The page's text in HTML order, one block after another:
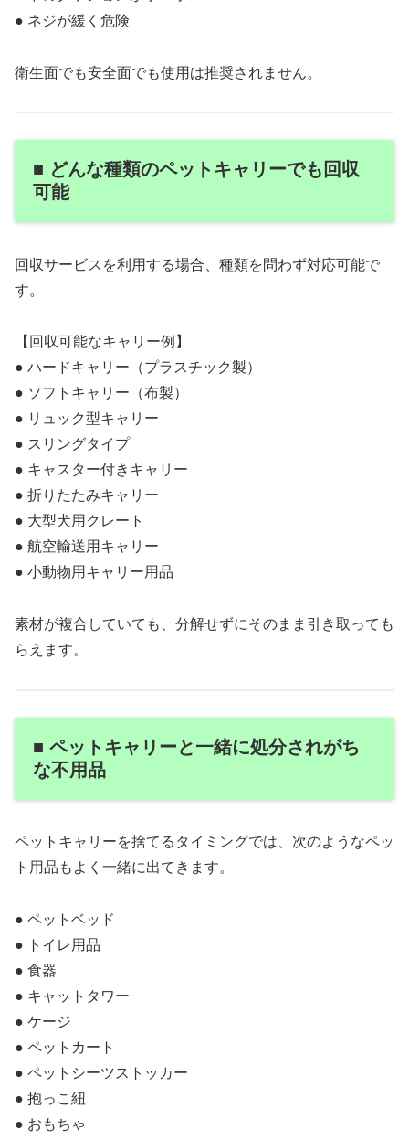
● ネジが緩く危険
衛生面でも安全面でも使用は推奨されません。
■ どんな種類のペットキャリーでも回収
可能
回収サービスを利用する場合、種類を問わず対応可能で
す。
【回収可能なキャリー例】
● ハードキャリー（プラスチック製）
● ソフトキャリー（布製）
● リュック型キャリー
● スリングタイプ
● キャスター付きキャリー
● 折りたたみキャリー
● 大型犬用クレート
● 航空輸送用キャリー
● 小動物用キャリー用品
素材が複合していても、分解せずにそのまま引き取っても
らえます。
■ ペットキャリーと一緒に処分されがち
な不用品
ペットキャリーを捨てるタイミングでは、次のようなペッ
ト用品もよく一緒に出てきます。
● ペットベッド
● トイレ用品
● 食器
● キャットタワー
● ケージ
● ペットカート
● ペットシーツストッカー
● 抱っこ紐
● おもちゃ